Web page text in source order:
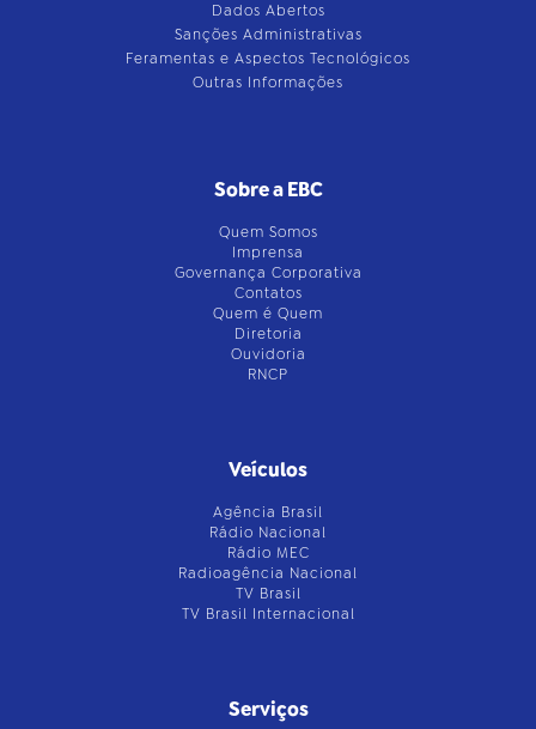
Dados Abertos
Sanções Administrativas
Feramentas e Aspectos Tecnológicos
Outras Informações
Sobre a EBC
Quem Somos
Imprensa
Governança Corporativa
Contatos
Quem é Quem
Diretoria
Ouvidoria
RNCP
Veículos
Agência Brasil
Rádio Nacional
Rádio MEC
Radioagência Nacional
TV Brasil
TV Brasil Internacional
Serviços